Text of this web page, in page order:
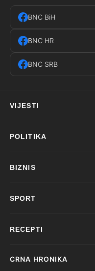
BNC BiH
BNC HR
BNC SRB
VIJESTI
POLITIKA
BIZNIS
SPORT
RECEPTI
CRNA HRONIKA